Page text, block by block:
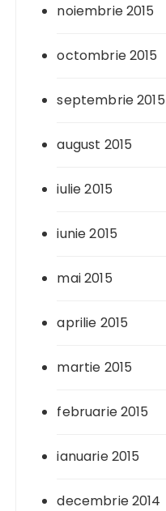
noiembrie 2015
octombrie 2015
septembrie 2015
august 2015
iulie 2015
iunie 2015
mai 2015
aprilie 2015
martie 2015
februarie 2015
ianuarie 2015
decembrie 2014